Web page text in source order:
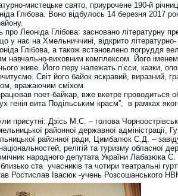
мистецьке свято, приурочене 190-й
Глібова. Воно відбулось 14 березня 2017
про Леоніда Глібова: засновано літературну
у нас на Хмельниччині, відкрито літературно-
Глібова, а також встановлено погруддя
навчально-виховним комплексом. Його
живе. Його перу належать п’єси, казки,
Світ його байок яскравий, виразний,
вражаючим сміхом.
поет-байкар, вже вкотре проводиться
генія вита Подільським краєм”, в рамках
присутні: Дзісь М.С. – голова
районної державної адміністрації,
районної ради, Цимбалюк С.Д. –
релігій та туризму обласної
народного депутата України Лабазюка
ста учасників та чотири театральні
Ростислав Івасюк -учень Розсошанського